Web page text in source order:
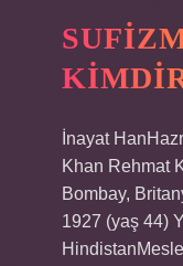
İnayat
Khan Rehmat
Bombay,
1927 (yaş 44)